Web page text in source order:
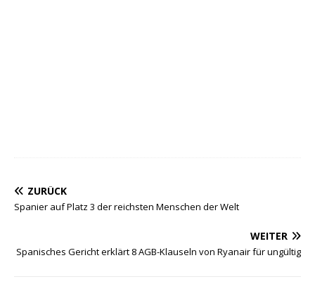
ZURÜCK
Spanier auf Platz 3 der reichsten Menschen der Welt
WEITER
Spanisches Gericht erklärt 8 AGB-Klauseln von Ryanair für ungültig